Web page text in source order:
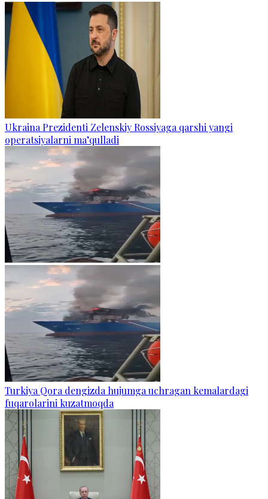
Ukraina Prezidenti Zelenskiy Rossiyaga qarshi yangi
operatsiyalarni ma’qulladi
Turkiya Qora dengizda hujumga uchragan kemalardagi
fuqarolarini kuzatmoqda